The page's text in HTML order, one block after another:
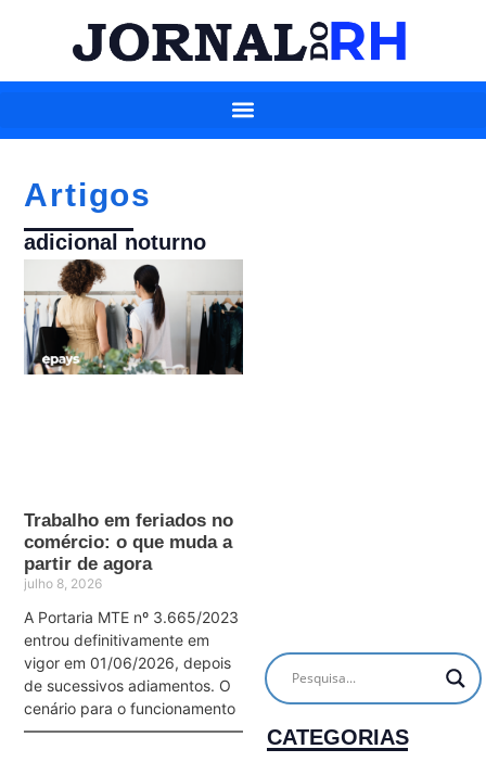
Artigos
adicional noturno
Trabalho em feriados no
comércio: o que muda a
partir de agora
julho 8, 2026
A Portaria MTE nº 3.665/2023
entrou definitivamente em
vigor em 01/06/2026, depois
de sucessivos adiamentos. O
cenário para o funcionamento
CATEGORIAS